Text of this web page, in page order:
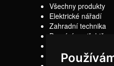
Všechny produkty
Elektrické nářadí
Zahradní technika
Domácí spotřebiče
Náhradní díly